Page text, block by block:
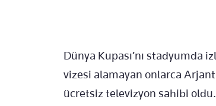
Dünya Kupası’nı stadyumda
vizesi alamayan onlarca
ücretsiz televizyon sahibi